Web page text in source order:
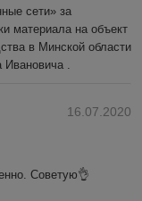
сети» за
материала на объект
в Минской области
Ивановича .
16.07.2020
Советую👌